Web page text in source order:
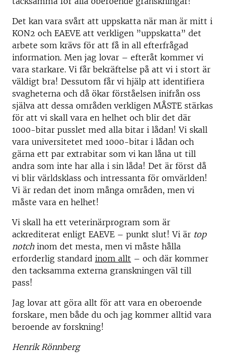
Det kan vara svårt att uppskatta när man är mitt i
KON2 och EAEVE att verkligen ”uppskatta” det
arbete som krävs för att få in all efterfrågad
information. Men jag lovar – efteråt kommer vi
vara starkare. Vi får bekräftelse på att vi i stort är
väldigt bra! Dessutom får vi hjälp att identifiera
svagheterna och då ökar förståelsen inifrån oss
själva att dessa områden verkligen MÅSTE stärkas
för att vi skall vara en helhet och blir det där
1000-bitar pusslet med alla bitar i lådan! Vi skall
vara universitetet med 1000-bitar i lådan och
gärna ett par extrabitar som vi kan låna ut till
andra som inte har alla i sin låda! Det är först då
vi blir världsklass och intressanta för omvärlden!
Vi är redan det inom många områden, men vi
måste vara en helhet!
Vi skall ha ett veterinärprogram som är
ackrediterat enligt EAEVE – punkt slut! Vi är top
notchinom det mesta, men vi måste hålla
erforderlig standard inom allt – och där kommer
den tacksamma externa granskningen väl till
pass!
Jag lovar att göra allt för att vara en oberoende
forskare, men både du och jag kommer alltid vara
beroende av forskning!
Henrik Rönnberg